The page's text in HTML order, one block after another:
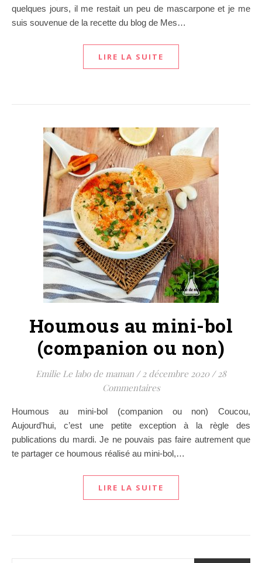
quelques jours, il me restait un peu de mascarpone et je me
suis souvenue de la recette du blog de Mes…
LIRE LA SUITE
Houmous au mini-bol
(companion ou non)
Emilie Le labo de maman / 2 décembre 2020 / 28
Commentaires
Houmous au mini-bol (companion ou non) Coucou,
Aujourd’hui, c’est une petite exception à la règle des
publications du mardi. Je ne pouvais pas faire autrement que
te partager ce houmous réalisé au mini-bol,…
LIRE LA SUITE